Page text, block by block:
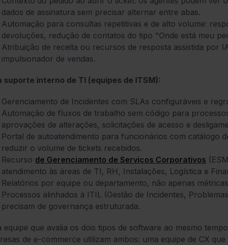
dados de assinatura sem precisar alternar entre abas.
Automação para consultas repetitivas e de alto volume:
devoluções, redução de contatos do tipo "Onde está meu
Atribuição de receita ou recursos de resposta assistida por
impulsionador de vendas.
suporte interno de TI (equipes de ITSM):
Gerenciamento de Incidentes com SLAs configuráveis e
Automação de fluxos de trabalho sem código para
aprovações de alterações, solicitações de acesso e
Portal de autoatendimento para funcionários com catálogo
reduzir o volume de tickets recebidos.
Recurso de Gerenciamento de Serviços Corporativos
atendimento às áreas de TI, RH, Instalações, Logística e
Relatórios por equipe ou departamento, não apenas
Processos alinhados à ITIL (Gestão de Incidentes,
precisam de governança estruturada.
equipe que avalia os dois tipos de software ao mesmo
de e-commerce utilizam ambos: uma equipe de CX